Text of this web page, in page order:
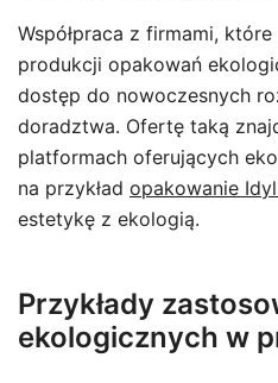
Współpraca z firmami,
produkcji opakowań
dostęp do nowoczesnych
doradztwa. Ofertę taką
platformach oferujących
na przykład opakowanie
estetykę z ekologią.
Przykłady
ekologicznych w